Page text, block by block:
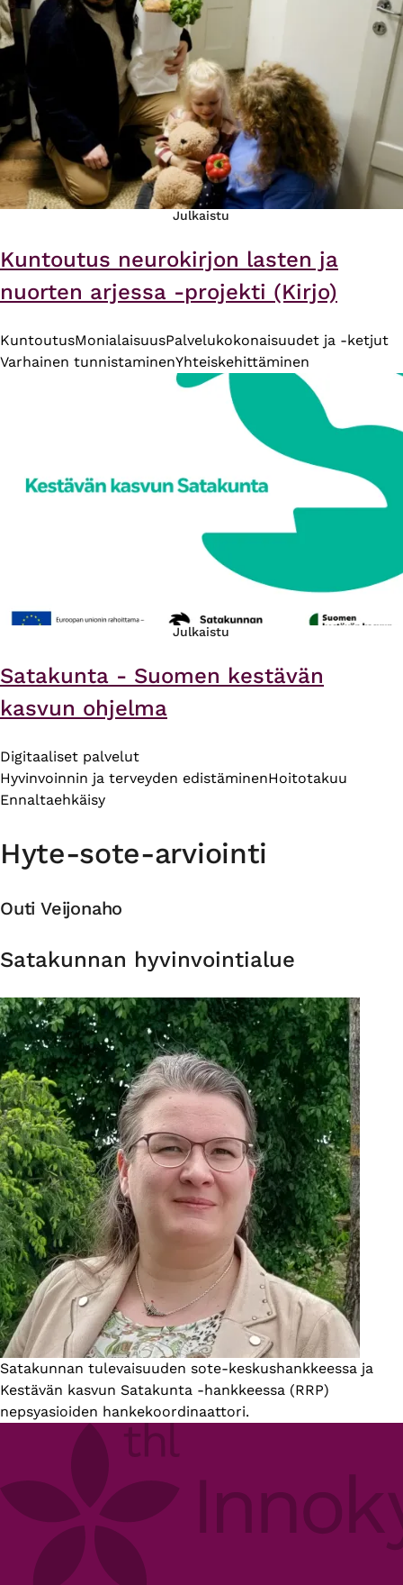
Julkaistu
Kuntoutus neurokirjon lasten ja
nuorten arjessa -projekti (Kirjo)
KuntoutusMonialaisuusPalvelukokonaisuudet ja -ketjut
Varhainen tunnistaminenYhteiskehittäminen
Julkaistu
Satakunta - Suomen kestävän
kasvun ohjelma
Digitaaliset palvelut
Hyvinvoinnin ja terveyden edistäminenHoitotakuu
Ennaltaehkäisy
Hyte-sote-arviointi
Outi Veijonaho
Organisaatio
Satakunnan hyvinvointialue
Esittelyteksti
Satakunnan tulevaisuuden sote-keskushankkeessa ja
Kestävän kasvun Satakunta -hankkeessa (RRP)
nepsyasioiden hankekoordinaattori.